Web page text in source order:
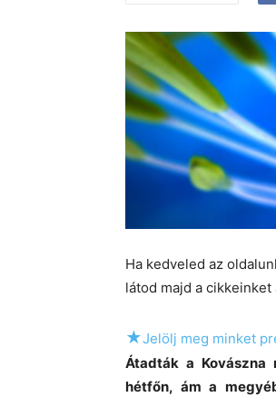
Ha kedveled az
látod majd a cikkeinket
★Jelölj meg minket
Átadták a Kovászna
hétfőn, ám a